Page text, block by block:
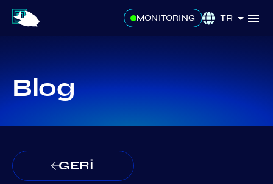
MONITORING TR
Blog
GERİ